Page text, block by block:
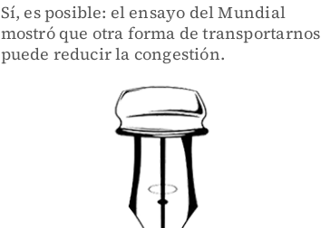
Sí, es posible: el ensayo del Mundial
mostró que otra forma de transportarnos
puede reducir la congestión.